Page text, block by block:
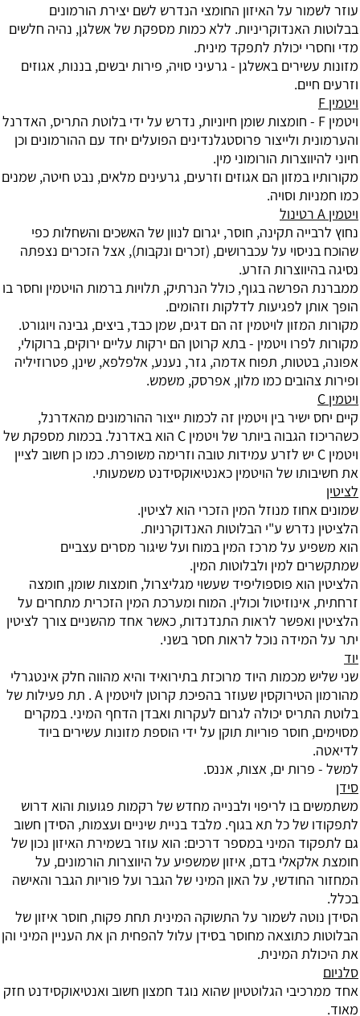
עוזר לשמור על האיזון החומצי הנדרש לשם יצירת הורמונים
בבלוטות האנדוקריניות. ללא כמות מספקת של אשלגן, נהיה חלשים
מדי וחסרי יכולת לתפקד מינית.
מזונות עשירים באשלגן - גרעיני סויה, פירות יבשים, בננות, אגוזים
וזרעים חיים.
ויטמין F
ויטמין F - חומצות שומן חיוניות, נדרש על ידי בלוטת התריס, האדרנל
והערמונית ולייצור פרוסטגלנדינים הפועלים יחד עם ההורמונים וכן
חיוני להיווצרות הורומוני מין.
מקורותיו במזון הם אגוזים וזרעים, גרעינים מלאים, נבט חיטה, שמנים
כמו חמניות וסויה.
ויטמין A רטינול
נחוץ לרבייה תקינה, חוסר, יגרום לנוון של האשכים והשחלות כפי
שהוכח בניסוי על עכברושים, (זכרים ונקבות), אצל הזכרים נצפתה
נסיגה בהיווצרות הזרע.
ממברנת הפרשה בגוף, כולל הנרתיק, תלויות ברמות הויטמין וחסר בו
הופך אותן לפגיעות לדלקות וזהומים.
מקורות המזון לויטמין זה הם דגים, שמן כבד, ביצים, גבינה ויוגורט.
מקורות לפרו ויטמין - בתא קרוטן הם ירקות עליים ירוקים, ברוקולי,
אפונה, בטטות, תפוח אדמה, גזר, נענע, אלפלפא, שינן, פטרוזיליה
ופירות צהובים כמו מלון, אפרסק, משמש.
ויטמין C
קיים יחס ישיר בין ויטמין זה לכמות ייצור ההורמונים מהאדרנל,
כשהריכוז הגבוה ביותר של ויטמין C הוא באדרנל. בכמות מספקת של
ויטמין C יש לזרע עמידות טובה וזרימה משופרת. כמו כן חשוב לציין
את חשיבותו של הויטמין כאנטיאוקסידנט משמעותי.
לציטין
שמונים אחוז מנוזל המין הזכרי הוא לציטין.
הלציטין נדרש ע"י הבלוטות האנדוקרניות.
הוא משפיע על מרכז המין במוח ועל שיגור מסרים עצביים
שמתקשרים למין ולבלוטות המין.
הלציטין הוא פוספוליפיד שעשוי מגליצרול, חומצות שומן, חומצה
זרחתית, אינוזיטול וכולין. המוח ומערכת המין הזכרית מתחרים על
הלציטין ואפשר לראות התנדנדות, כאשר אחד מהשניים צורך לציטין
יתר על המידה נוכל לראות חסר בשני.
יוד
שני שליש מכמות היוד מרוכזת בתירואיד והיא מהווה חלק אינטגרלי
מהורמון הטירוקסין שעוזר בהפיכת קרוטן לויטמין A . תת פעילות של
בלוטת התריס יכולה לגרום לעקרות ואבדן הדחף המיני. במקרים
מסוימים, חוסר פוריות תוקן על ידי הוספת מזונות עשירים ביוד
לדיאטה.
למשל - פרות ים, אצות, אננס.
סידן
משתמשים בו לריפוי ולבנייה מחדש של רקמות פגועות והוא דרוש
לתפקודו של כל תא בגוף. מלבד בניית שיניים ועצמות, הסידן חשוב
גם לתפקוד המיני במספר דרכים: הוא עוזר בשמירת האיזון נכון של
חומצת אלקאלי בדם, איזון שמשפיע על היווצרות הורמונים, על
המחזור החודשי, על האון המיני של הגבר ועל פוריות הגבר והאישה
בכלל.
הסידן נוטה לשמור על התשוקה המינית תחת פקוח, חוסר איזון של
הבלוטות כתוצאה מחוסר בסידן עלול להפחית הן את העניין המיני והן
את היכולת המינית.
סלניום
אחד ממרכיבי הגלוטטיון שהוא נוגד חמצון חשוב ואנטיאוקסידנט חזק
מאוד.